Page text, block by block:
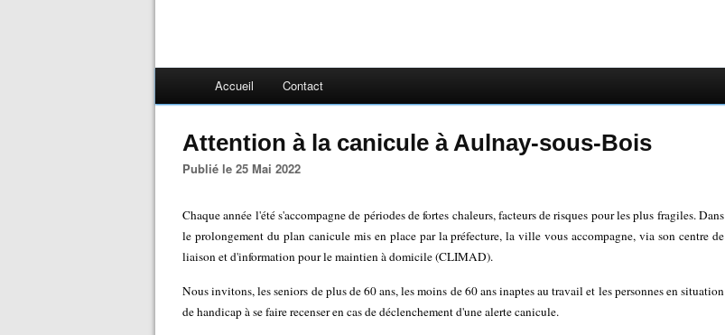
Accueil Contact
Attention à la canicule à Aulnay-sous-Bois
Publié le 25 Mai 2022
Chaque année l'été s'accompagne de périodes de fortes chaleurs, facteurs de risques pour les plus fragiles. Dans
le prolongement du plan canicule mis en place par la préfecture, la ville vous accompagne, via son centre de
liaison et d'information pour le maintien à domicile (CLIMAD).
Nous invitons, les seniors de plus de 60 ans, les moins de 60 ans inaptes au travail et les personnes en situation
de handicap à se faire recenser en cas de déclenchement d'une alerte canicule.